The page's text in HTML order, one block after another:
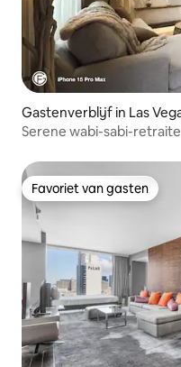
Gastenverblijf in Las
Serene wabi-sabi-retraite
Favoriet van gasten
Favoriet van gasten